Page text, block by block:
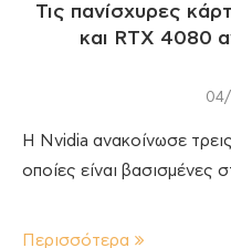
Τις πανίσχυρες
και RTX 4080
H Nvidia ανακοίνωσε
οποίες είναι βασισμένες
Περισσότερα